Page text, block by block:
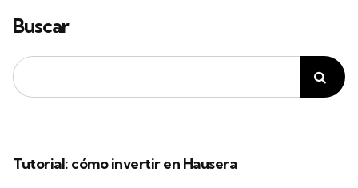
Buscar
Tutorial: cómo invertir en Hausera